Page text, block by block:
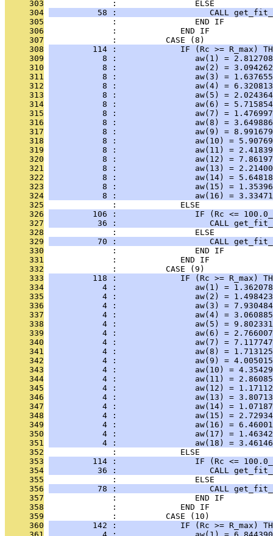
     303
              :                ELSE
     304
58 :                   CALL
     305
              :                END IF
     306
              :             END IF
     307
              :          CASE (8)
     308
114 :             IF (Rc >= R_max)
     309
8 :                aw(1) =
     310
8 :                aw(2) =
     311
8 :                aw(3) =
     312
8 :                aw(4) =
     313
8 :                aw(5) =
     314
8 :                aw(6) =
     315
8 :                aw(7) =
     316
8 :                aw(8) =
     317
8 :                aw(9) =
     318
8 :                aw(10) =
     319
8 :                aw(11) =
     320
8 :                aw(12) =
     321
8 :                aw(13) =
     322
8 :                aw(14) =
     323
8 :                aw(15) =
     324
8 :                aw(16) =
     325
              :             ELSE
     326
106 :                IF (Rc <=
     327
36 :                   CALL
     328
              :                ELSE
     329
70 :                   CALL
     330
              :                END IF
     331
              :             END IF
     332
              :          CASE (9)
     333
118 :             IF (Rc >= R_max)
     334
4 :                aw(1) =
     335
4 :                aw(2) =
     336
4 :                aw(3) =
     337
4 :                aw(4) =
     338
4 :                aw(5) =
     339
4 :                aw(6) =
     340
4 :                aw(7) =
     341
4 :                aw(8) =
     342
4 :                aw(9) =
     343
4 :                aw(10) =
     344
4 :                aw(11) =
     345
4 :                aw(12) =
     346
4 :                aw(13) =
     347
4 :                aw(14) =
     348
4 :                aw(15) =
     349
4 :                aw(16) =
     350
4 :                aw(17) =
     351
4 :                aw(18) =
     352
              :             ELSE
     353
114 :                IF (Rc <=
     354
36 :                   CALL
     355
              :                ELSE
     356
78 :                   CALL
     357
              :                END IF
     358
              :             END IF
     359
              :          CASE (10)
     360
142 :             IF (Rc >= R_max)